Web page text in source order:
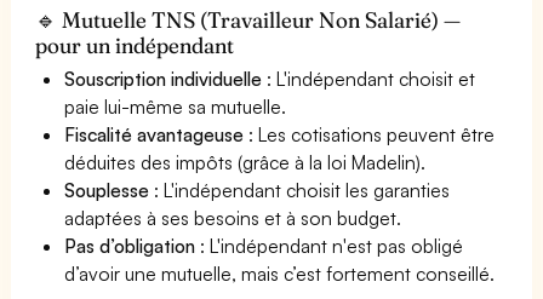
🔹 Mutuelle TNS (Travailleur Non Salarié) —
pour un indépendant
Souscription individuelle : L'indépendant choisit et
paie lui-même sa mutuelle.
Fiscalité avantageuse : Les cotisations peuvent être
déduites des impôts (grâce à la loi Madelin).
Souplesse : L'indépendant choisit les garanties
adaptées à ses besoins et à son budget.
Pas d’obligation : L'indépendant n'est pas obligé
d’avoir une mutuelle, mais c’est fortement conseillé.